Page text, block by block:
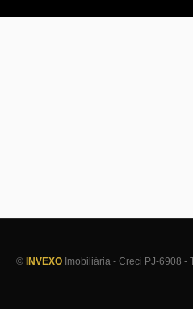
© INVEXO Imobiliária - Creci PJ-6908 -